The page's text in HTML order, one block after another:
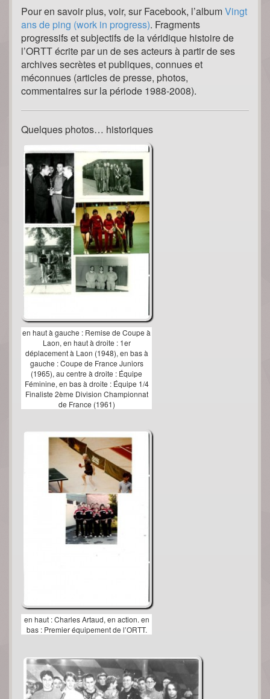
Pour en savoir plus, voir, sur Facebook, l’albumVingt
ans de ping (work in progress). Fragments
progressifs et subjectifs de la véridique histoire de
l’ORTT écrite par un de ses acteurs à partir de ses
archives secrètes et publiques, connues et
méconnues (articles de presse, photos,
commentaires sur la période 1988-2008).
Quelques photos… historiques
en haut à gauche : Remise de Coupe à
Laon, en haut à droite : 1er
déplacement à Laon (1948), en bas à
gauche : Coupe de France Juniors
(1965), au centre à droite : Équipe
Féminine, en bas à droite : Équipe 1/4
Finaliste 2ème Division Championnat
de France (1961)
en haut : Charles Artaud, en action. en
bas : Premier équipement de l’ORTT.